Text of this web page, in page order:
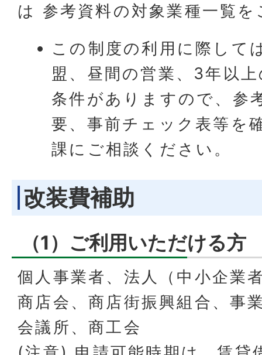
は 参考資料の対象業種一覧
この制度の利用に際して
盟、昼間の営業、3年以
条件がありますので、参
要、事前チェック表等を
課にご相談ください。
改装費補助
（1）ご利用いただける方
個人事業者、法人（中小企業
商店会、商店街振興組合、事
会議所、商工会